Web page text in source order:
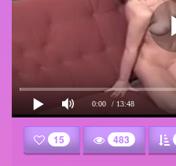
0:00 / 13:48
15 483